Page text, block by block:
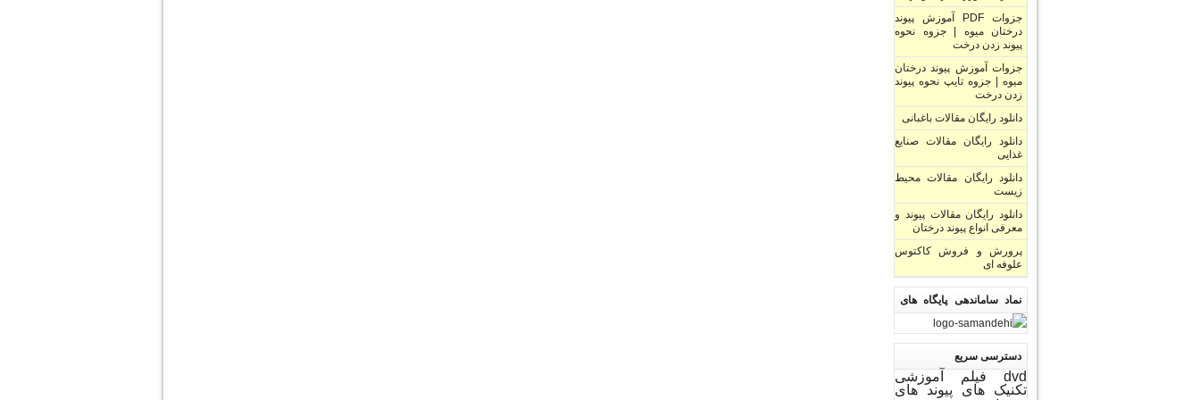
جزوات PDF آموزش پیوند
درختان میوه | جزوه نحوه
پیوند زدن درخت
جزوات آموزش پیوند درختان
میوه | جزوه تایپ نحوه پیوند
زدن درخت
دانلود رایگان مقالات باغبانی
دانلود رایگان مقالات صنایع
غذایی
دانلود رایگان مقالات محیط
زیست
دانلود رایگان مقالات پیوند و
معرفی انواع پیوند درختان
پرورش و فروش کاکتوس
علوفه ای
نماد ساماندهی پایگاه های
اینترنتی
دسترسی سریع
dvd فیلم آموزشی
تکنیک های پیوند های